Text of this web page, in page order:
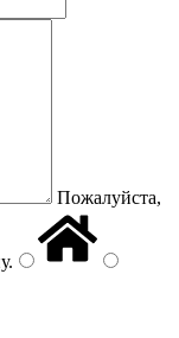
Пожалуйста,
.